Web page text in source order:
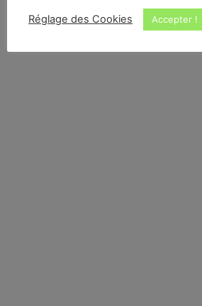
Réglage des Cookies Accepter !